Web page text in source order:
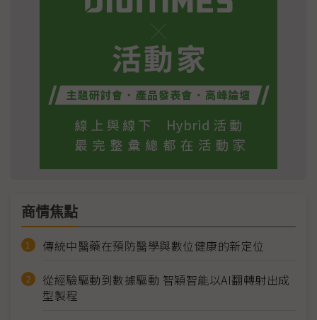
商情焦點
傳統中醫藥在預防醫學與數位健康的新定位
從經驗驅動到數據驅動 智穎智能以AI翻轉射出成
型製程